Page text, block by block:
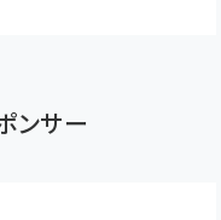
ンサー